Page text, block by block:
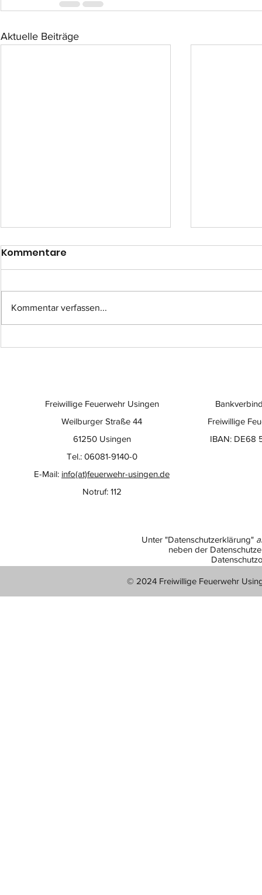
Aktuelle Beiträge
Einsatz-Nr.: 057
Kommentare
Kommentar verfassen...
Freiwillige
IBAN: DE68
Freiwillige Feuerwehr Usingen
Weilburger Straße 44
61250 Usingen
Tel.: 06081-9140-0
E-Mail: info(at)feuerwehr-usingen.de
Notruf: 112
Unter "Datenschutzerklärung"
neben der
© 2024 Freiwillige Feuerwehr